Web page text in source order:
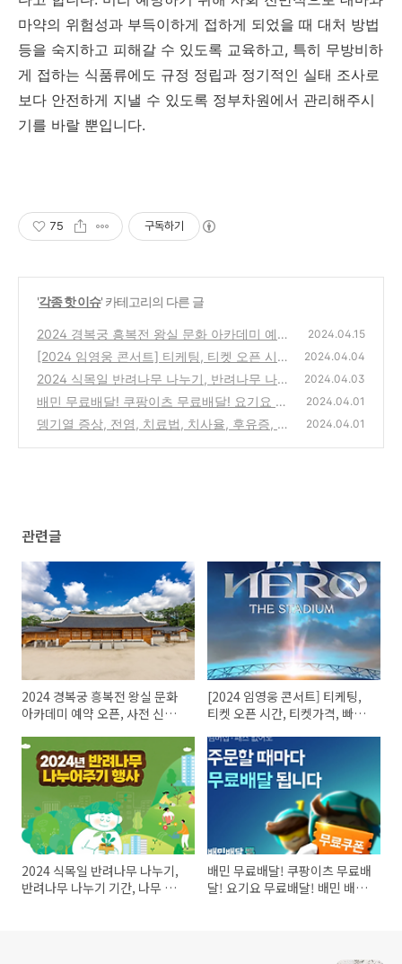
마약의 위험성과 부득이하게 접하게 되었을 때 대처 방법
등을 숙지하고 피해갈 수 있도록 교육하고, 특히 무방비하
게 접하는 식품류에도 규정 정립과 정기적인 실태 조사로
보다 안전하게 지낼 수 있도록 정부차원에서 관리해주시
기를 바랄 뿐입니다.
75 구독하기
'각종 핫 이슈' 카테고리의 다른 글
2024 경복궁 흥복전 왕실 문화 아카데미 예약
오픈, 사전 신청, 추첨 결과, 강연주제
(87)
2024.04.15
[2024 임영웅 콘서트] 티케팅, 티켓 오픈 시간,
티켓가격, 빠른 예매, 예매 꿀팁, 취소표 풀리
는 시간 및 취켓팅 방법, 좌석표, 주차안내,
2024.04.04
2024 식목일 반려나무 나누기, 반려나무 나누
기 기간, 나무 받는 방법, 장소, 종류, 1인당 제
한, 무료 나눔 등 총 정리
(140)
2024.04.03
배민 무료배달! 쿠팡이츠 무료배달! 요기요 무
료배달! 배민 배달비 무료, 쿠팡이츠 배달비 무
2024.04.01
뎅기열 증상, 전염, 치료법, 치사율, 후유증, 예
2024.04.01
관련글
2024 경복궁 흥복전 왕실 문화
아카데미 예약 오픈, 사전 신청,
[2024 임영웅 콘서트] 티케팅,
티켓 오픈 시간, 티켓가격, 빠른
시간 및 취켓팅 방법, 좌석표, 주
차안내,
2024 식목일 반려나무 나누기,
반려나무 나누기 기간, 나무 받
배민 무료배달! 쿠팡이츠 무료배
달! 요기요 무료배달! 배민 배달